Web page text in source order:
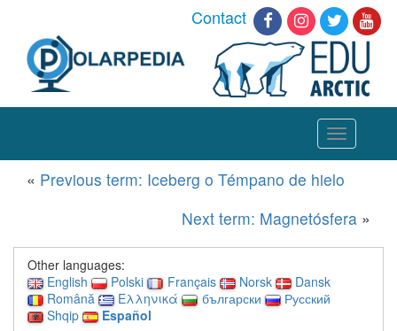
Contact
Toggle
navigation
« Previous term: Iceberg o Témpano de hielo
Next term: Magnetósfera »
Other languages:
English
Polski Français Norsk
Dansk
Română
Ελληνικά български
Русский
Shqip
Español